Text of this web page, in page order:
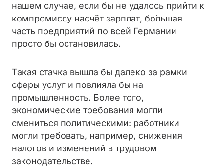
нашем случае, если бы не удалось прийти к
компромиссу насчёт зарплат, бо́льшая
часть предприятий по всей Германии
просто бы остановилась.
Такая стачка вышла бы далеко за рамки
сферы услуг и повлияла бы на
промышленность. Более того,
экономические требования могли
смениться политическими: работники
могли требовать, например, снижения
налогов и изменений в трудовом
законодательстве.